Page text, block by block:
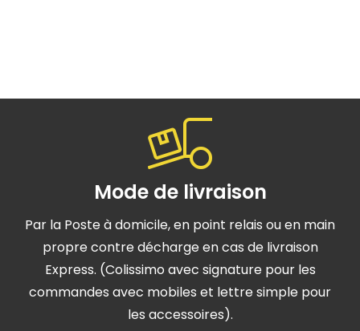
Mode de livraison
Par la Poste à domicile, en point relais ou en main
propre contre décharge en cas de livraison
Express. (Colissimo avec signature pour les
commandes avec mobiles et lettre simple pour
les accessoires).